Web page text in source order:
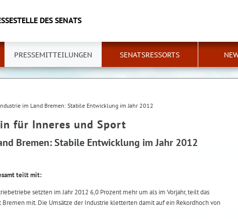
DES SENATS
PRESSEMITTEILUNGEN SENATSRESSORTS
im Land Bremen: Stabile Entwicklung im Jahr 2012
für Inneres und Sport
Bremen: Stabile Entwicklung im Jahr 2012
teilt mit:
setzten im Jahr 2012 6,0 Prozent mehr um als im Vorjahr, teilt das
Bremen mit. Die Umsätze der Industrie kletterten damit auf ein Rekordhoch von